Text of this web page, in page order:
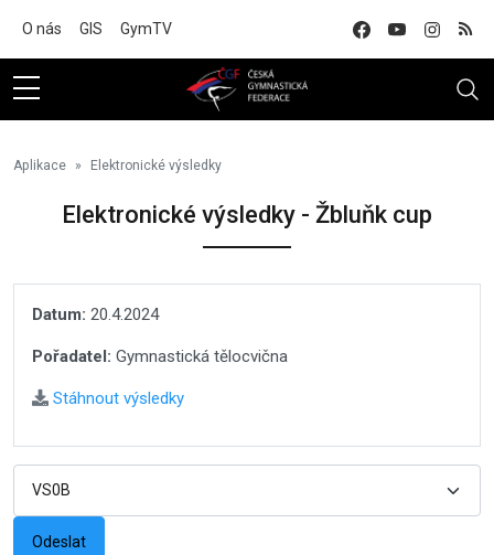
O nás GIS GymTV
Aplikace Elektronické výsledky
Elektronické výsledky - Žbluňk cup
Datum: 20.4.2024
Pořadatel: Gymnastická tělocvična
Stáhnout výsledky